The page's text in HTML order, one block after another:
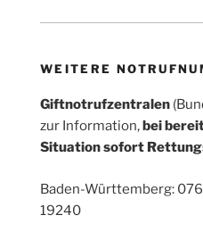
WEITERE
Giftnotrufzentralen
zur Information, bei
Situation sofort
Baden-Württemberg:
19240